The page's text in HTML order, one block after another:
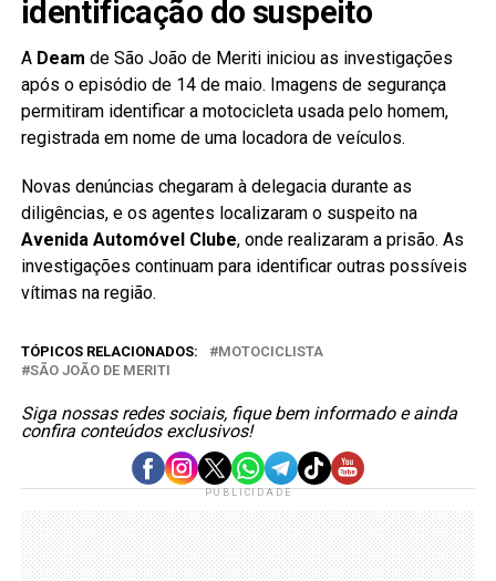
identificação do suspeito
A Deam de São João de Meriti iniciou as investigações
após o episódio de 14 de maio. Imagens de segurança
permitiram identificar a motocicleta usada pelo homem,
registrada em nome de uma locadora de veículos.
Novas denúncias chegaram à delegacia durante as
diligências, e os agentes localizaram o suspeito na
Avenida Automóvel Clube, onde realizaram a prisão. As
investigações continuam para identificar outras possíveis
vítimas na região.
TÓPICOS RELACIONADOS:
MOTOCICLISTA
SÃO JOÃO DE MERITI
Siga nossas redes sociais, fique bem informado e ainda
confira conteúdos exclusivos!
PUBLICIDADE